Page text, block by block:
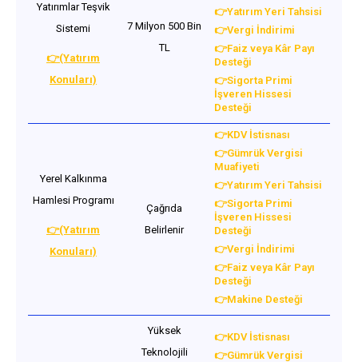
Yatırımlar Teşvik
Sistemi
👉(Yatırım
Konuları)
7 Milyon 500 Bin
TL
👉Yatırım Yeri Tahsisi
👉Vergi İndirimi
👉Faiz veya Kâr Payı
Desteği
👉Sigorta Primi
İşveren Hissesi
Desteği
Yerel Kalkınma
Hamlesi Programı
👉(Yatırım
Konuları)
Çağrıda
Belirlenir
👉KDV İstisnası
👉Gümrük Vergisi
Muafiyeti
👉Yatırım Yeri Tahsisi
👉Sigorta Primi
İşveren Hissesi
Desteği
👉Vergi İndirimi
👉Faiz veya Kâr Payı
Desteği
👉Makine Desteği
Yüksek
Teknolojili
👉KDV İstisnası
👉Gümrük Vergisi